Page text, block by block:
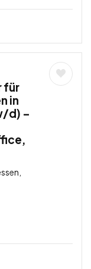
für
in
d) –